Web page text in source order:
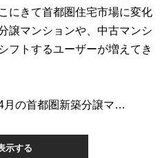
にきて首都圏住宅市場に変化
譲マンションや、中古マンシ
フトするユーザーが増えてき
の首都圏新築分譲マ…
示する